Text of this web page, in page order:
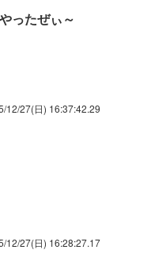
ったぜぃ～
12/27(日) 16:37:42.29
12/27(日) 16:28:27.17